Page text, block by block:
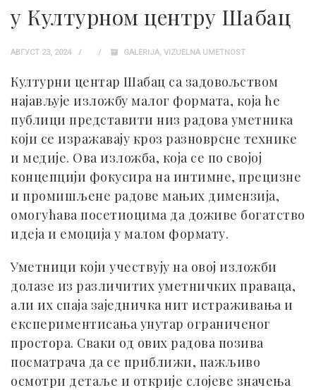
у Културном центру Шабац
АВГУСТ 23, 2024 GALERIJA, VIZUELNA UMETNOST
Културни центар Шабац са задовољством
најављује изложбу малог формата, која ће
публици представити низ радова уметника
који се изражавају кроз разноврсне технике
и медије. Ова изложба, која се по својој
концепцији фокусира на интимне, прецизне
и промишљене радове мањих димензија,
омогућава посетиоцима да доживе богатство
идеја и емоција у малом формату.
Уметници који учествују на овој изложби
долазе из различитих уметничких праваца,
али их спаја заједничка нит истраживања и
експериментисања унутар ограниченог
простора. Сваки од ових радова позива
посматрача да се приближи, пажљиво
осмотри детаље и открије слојеве значења